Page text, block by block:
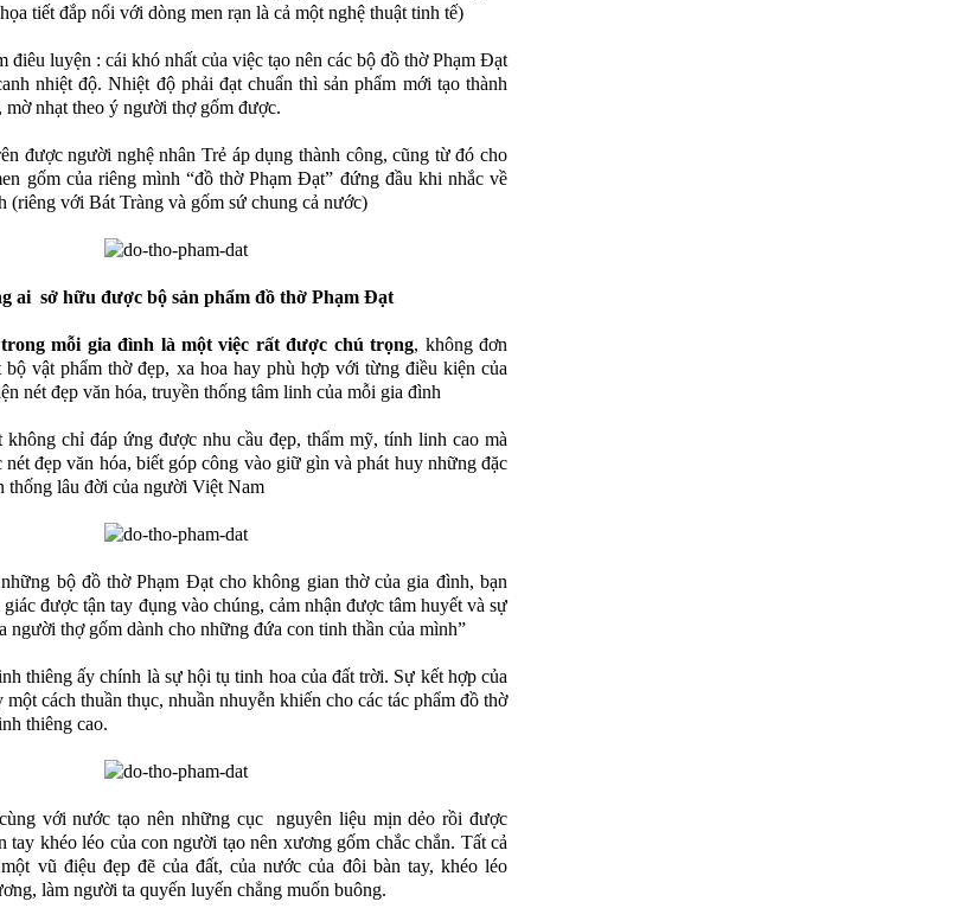
tiết đắp nổi với dòng men rạn là cả một nghệ thuật tinh tế)
luyện : cái khó nhất của việc tạo nên các bộ đồ thờ Phạm Đạt
nhiệt độ. Nhiệt độ phải đạt chuẩn thì sản phẩm mới tạo thành
mờ nhạt theo ý người thợ gốm được.
được người nghệ nhân Trẻ áp dụng thành công, cũng từ đó cho
gốm của riêng mình “đồ thờ Phạm Đạt” đứng đầu khi nhắc về
(riêng với Bát Tràng và gốm sứ chung cả nước)
ai sở hữu được bộ sản phẩm đồ thờ Phạm Đạt
mỗi gia đình là một việc rất được chú trọng, không đơn
vật phẩm thờ đẹp, xa hoa hay phù hợp với từng điều kiện của
nét đẹp văn hóa, truyền thống tâm linh của mỗi gia đình
chỉ đáp ứng được nhu cầu đẹp, thẩm mỹ, tính linh cao mà
nét đẹp văn hóa, biết góp công vào giữ gìn và phát huy những đặc
thống lâu đời của người Việt Nam
bộ đồ thờ Phạm Đạt cho không gian thờ của gia đình, bạn
được tận tay đụng vào chúng, cảm nhận được tâm huyết và sự
người thợ gốm dành cho những đứa con tinh thần của mình”
thiêng ấy chính là sự hội tụ tinh hoa của đất trời. Sự kết hợp của
cách thuần thục, nhuần nhuyễn khiến cho các tác phẩm đồ thờ
thiêng cao.
với nước tạo nên những cục nguyên liệu mịn dẻo rồi được
tay khéo léo của con người tạo nên xương gốm chắc chắn. Tất cả
vũ điệu đẹp đẽ của đất, của nước của đôi bàn tay, khéo léo
làm người ta quyến luyến chẳng muốn buông.